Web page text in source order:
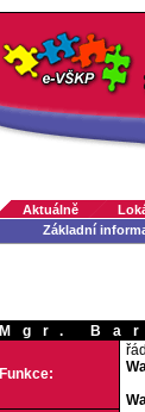
Aktuálně
Základní
Mgr.
Funkce: